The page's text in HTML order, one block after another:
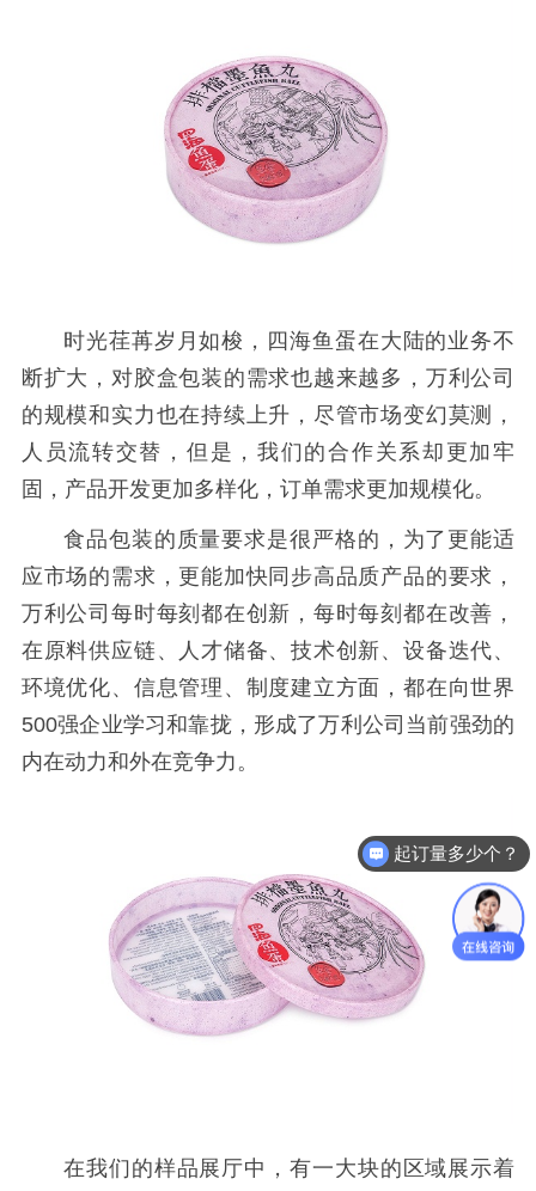
时光荏苒岁月如梭，四海鱼蛋在大陆的业务不
断扩大，对胶盒包装的需求也越来越多，万利公司
的规模和实力也在持续上升，尽管市场变幻莫测，
人员流转交替，但是，我们的合作关系却更加牢
固，产品开发更加多样化，订单需求更加规模化。
食品包装的质量要求是很严格的，为了更能适
应市场的需求，更能加快同步高品质产品的要求，
万利公司每时每刻都在创新，每时每刻都在改善，
在原料供应链、人才储备、技术创新、设备迭代、
环境优化、信息管理、制度建立方面，都在向世界
500强企业学习和靠拢，形成了万利公司当前强劲的
内在动力和外在竞争力。
在我们的样品展厅中，有一大块的区域展示着
起订量多少个？